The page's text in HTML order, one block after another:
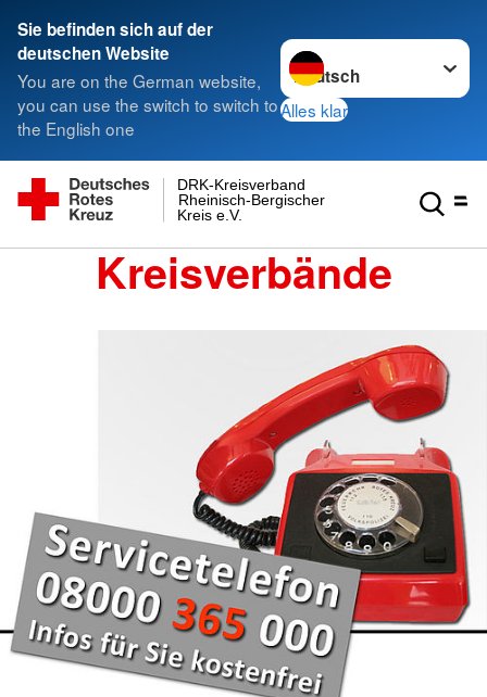
Sie befinden sich auf der
deutschen Website
You are on the German website,
you can use the switch to switch to
the English one
Sprache wechseln zu
Alles klar
Kreis e.V.
Rheinisch-Bergischer
DRK-Kreisverband
Kreisverbände